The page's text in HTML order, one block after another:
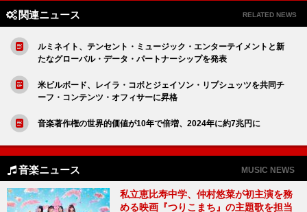
関連ニュース RELATED NEWS
ルミネイト、テンセント・ミュージック・エンターテイメントと新
たなグローバル・データ・パートナーシップを発表
米ビルボード、レイラ・コボとジェイソン・リプシュッツを共同チ
ーフ・コンテンツ・オフィサーに昇格
音楽著作権の世界的価値が10年で倍増、2024年に約7兆円に
音楽ニュース MUSIC NEWS
私立恵比寿中学、仲村悠菜が初主演を務
める映画『つりこまち』の主題歌を担当